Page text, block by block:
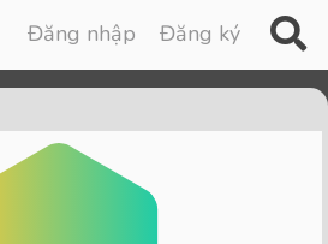
Đăng nhập Đăng ký